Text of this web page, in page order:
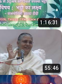
1:16:31
55:46